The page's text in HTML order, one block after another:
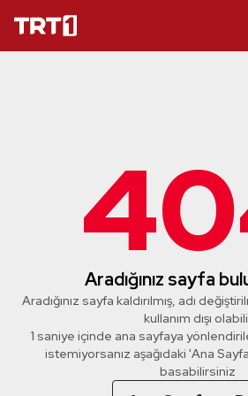
Aradığınız sayfa
Aradığınız sayfa kaldırılmış, adı
kullanım dışı
1 saniye içinde ana sayfaya
istemiyorsanız aşağıdaki 'Ana
basabilirsiniz